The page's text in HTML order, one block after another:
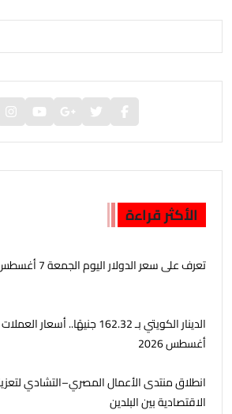
الأكثر قراءة
تعرف على سعر الدولار اليوم الجمعة 7 أغسطس 2026
أغسطس 2026
انطلاق منتدى الأعمال المصري–التشادي
الاقتصادية بين البلدين